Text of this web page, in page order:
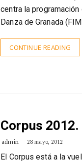
centra la
Danza de Granada
CONTINUE READING
Corpus
admin 28 mayo, 2012
El Corpus está a la